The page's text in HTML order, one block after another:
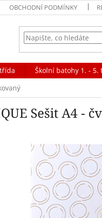
OBCHODNÍ PODMÍNKY
Školní batohy 1. - 5.
Sešit A4 -